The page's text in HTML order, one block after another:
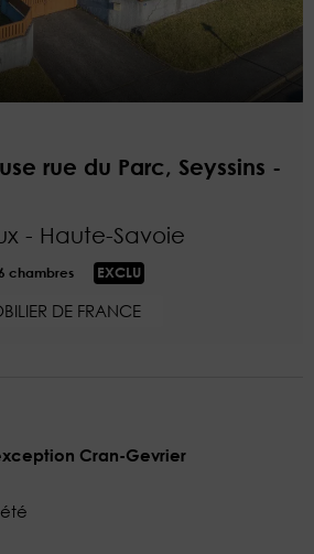
rue du Parc, Seyssins -
- Haute-Savoie
chambres EXCLU
DE FRANCE
Cran-Gevrier